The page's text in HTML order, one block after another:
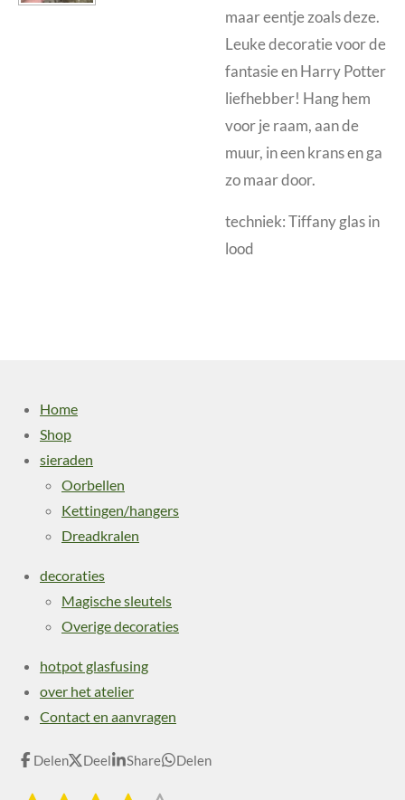
maar eentje zoals deze.
Leuke decoratie voor de
fantasie en Harry Potter
liefhebber! Hang hem
voor je raam, aan de
muur, in een krans en ga
zo maar door.
techniek: Tiffany glas in
lood
Home
Shop
sieraden
Oorbellen
Kettingen/hangers
Dreadkralen
decoraties
Magische sleutels
Overige decoraties
hotpot glasfusing
over het atelier
Contact en aanvragen
Delen Deel Share Delen